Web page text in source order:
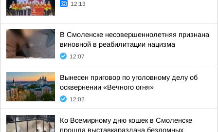
12:13
В Смоленске несовершеннолетняя признана
виновной в реабилитации нацизма
12:07
Вынесен приговор по уголовному делу об
осквернении «Вечного огня»
12:02
Ко Всемирному дню кошек в Смоленске
прошла выставкараздача бездомных